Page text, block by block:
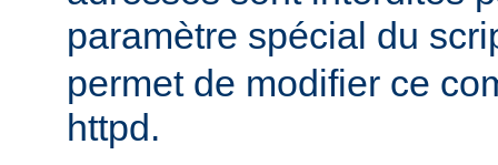
paramètre spécial du
permet de modifier ce
httpd.